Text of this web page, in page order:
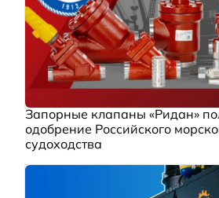
Запорные клапаны «Ридан»
одобрение Российского
судоходства